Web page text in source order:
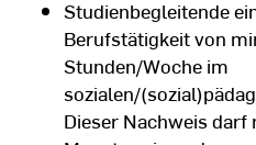
Studienbegleitende
Berufstätigkeit von
Stunden/Woche im
sozialen/
Dieser Nachweis